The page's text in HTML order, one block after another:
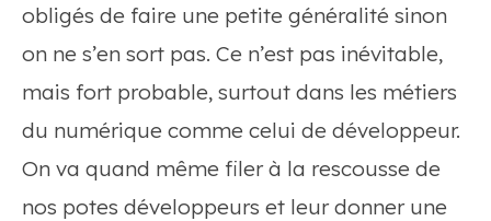
obligés de faire une petite généralité sinon
on ne s’en sort pas. Ce n’est pas inévitable,
mais fort probable, surtout dans les métiers
du numérique comme celui de développeur.
On va quand même filer à la rescousse de
nos potes développeurs et leur donner une